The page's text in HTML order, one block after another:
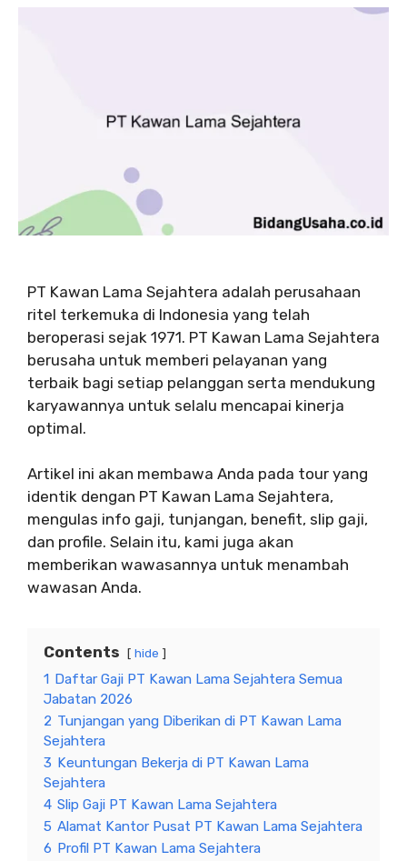
PT Kawan Lama Sejahtera adalah perusahaan
ritel terkemuka di Indonesia yang telah
beroperasi sejak 1971. PT Kawan Lama Sejahtera
berusaha untuk memberi pelayanan yang
terbaik bagi setiap pelanggan serta mendukung
karyawannya untuk selalu mencapai kinerja
optimal.
Artikel ini akan membawa Anda pada tour yang
identik dengan PT Kawan Lama Sejahtera,
mengulas info gaji, tunjangan, benefit, slip gaji,
dan profile. Selain itu, kami juga akan
memberikan wawasannya untuk menambah
wawasan Anda.
Contents hide
1 Daftar Gaji PT Kawan Lama Sejahtera Semua
Jabatan 2026
2 Tunjangan yang Diberikan di PT Kawan Lama
Sejahtera
3 Keuntungan Bekerja di PT Kawan Lama
Sejahtera
4 Slip Gaji PT Kawan Lama Sejahtera
5 Alamat Kantor Pusat PT Kawan Lama Sejahtera
6 Profil PT Kawan Lama Sejahtera